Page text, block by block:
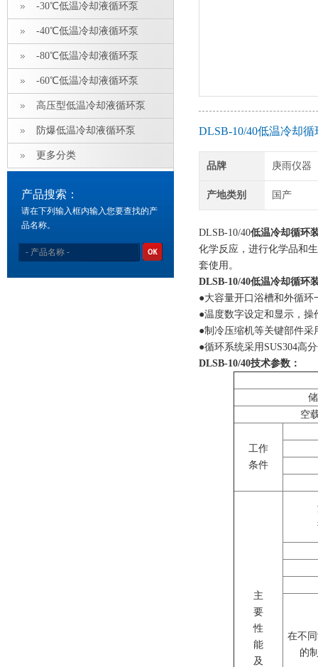
-30℃低温冷却液循环泵
-40℃低温冷却液循环泵
-80℃低温冷却液循环泵
-60℃低温冷却液循环泵
高压型低温冷却液循环泵
防爆低温冷却液循环泵
更多分类
产品搜索：
请在下列输入框内输入您要查找的产
品名称。
DLSB-10/40低温冷却
品牌 庚雨仪器
产地类别 国产
DLSB-10/40低温冷却循环
化学反应，进行化学品和
套使用。
DLSB-10/40低温冷却循环
●大容量开口浴槽和外循
●温度数字设定和显示，操
●制冷压缩机等关键部件
●循环系统采用SUS304高
DLSB-10/40​​技术参数：
空
工作
条件
主
要
性
能
及
在不
的